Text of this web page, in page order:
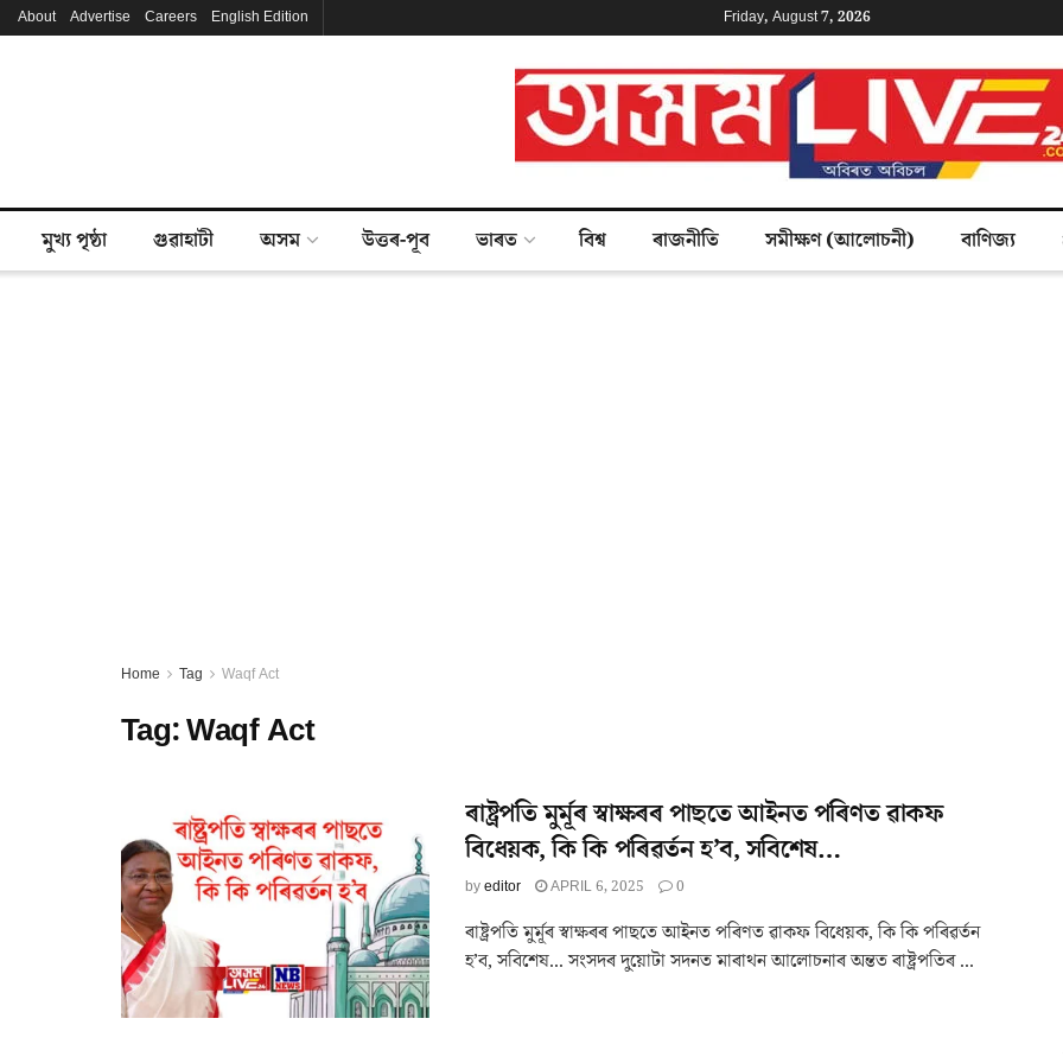
About Advertise Careers English Edition Friday, August 7, 2026
মুখ্য পৃষ্ঠা গুৱাহাটী অসম উত্তৰ-পূব ভাৰত বিশ্ব ৰাজনীতি সমীক্ষণ (আলোচনী) বাণিজ্য
Home Tag Waqf Act
Tag:Waqf Act
ৰাষ্ট্ৰপতি মুৰ্মূৰ স্বাক্ষৰৰ পাছতে আইনত পৰিণত ৱাকফ
বিধেয়ক, কি কি পৰিৱৰ্তন হ’ব, সবিশেষ…
byeditor APRIL 6, 2025 0
ৰাষ্ট্ৰপতি মুৰ্মূৰ স্বাক্ষৰৰ পাছতে আইনত পৰিণত ৱাকফ বিধেয়ক, কি কি পৰিৱৰ্তন
হ’ব, সবিশেষ... সংসদৰ দুয়োটা সদনত মাৰাথন আলোচনাৰ অন্তত ৰাষ্ট্ৰপতিৰ ...